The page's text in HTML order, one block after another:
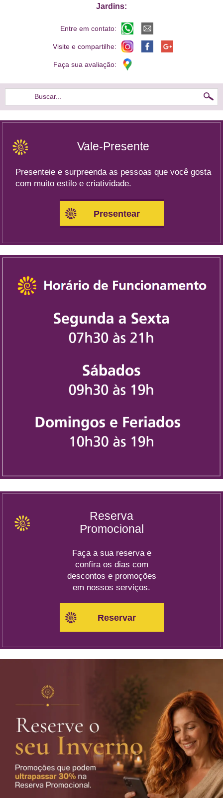
Jardins:
Entre em contato:
Visite e compartilhe:
Faça sua avaliação:
Buscar...
Vale-Presente
Presenteie e surpreenda as pessoas que você gosta
com muito estilo e criatividade.
Presentear
Reserva
Promocional
Faça a sua reserva e
confira os dias com
descontos e promoções
em nossos serviços.
Reservar